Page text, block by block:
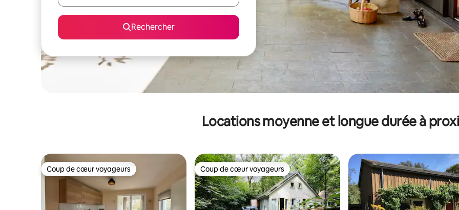
Rechercher
Locations moyenne et longue durée à
Coup de cœur voyageurs
Coup de cœur voyageurs Coup de cœur voyageurs
Coup de cœur voyageurs